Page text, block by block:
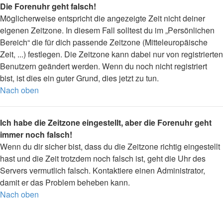
Die Forenuhr geht falsch!
Möglicherweise entspricht die angezeigte Zeit nicht deiner
eigenen Zeitzone. In diesem Fall solltest du im „Persönlichen
Bereich“ die für dich passende Zeitzone (Mitteleuropäische
Zeit, ...) festlegen. Die Zeitzone kann dabei nur von registrierten
Benutzern geändert werden. Wenn du noch nicht registriert
bist, ist dies ein guter Grund, dies jetzt zu tun.
Nach oben
Ich habe die Zeitzone eingestellt, aber die Forenuhr geht
immer noch falsch!
Wenn du dir sicher bist, dass du die Zeitzone richtig eingestellt
hast und die Zeit trotzdem noch falsch ist, geht die Uhr des
Servers vermutlich falsch. Kontaktiere einen Administrator,
damit er das Problem beheben kann.
Nach oben